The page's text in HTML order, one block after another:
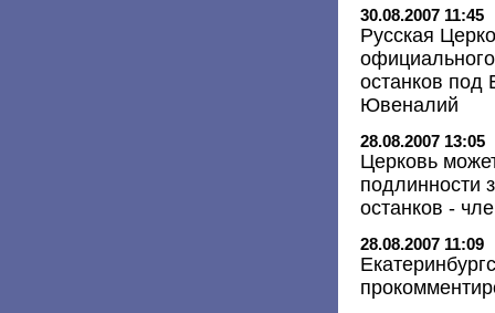
30.08.2007 11:45
Русская
останков под
Ювеналий
28.08.2007 13:05
Церковь
подлинности
останков -
28.08.2007 11:09